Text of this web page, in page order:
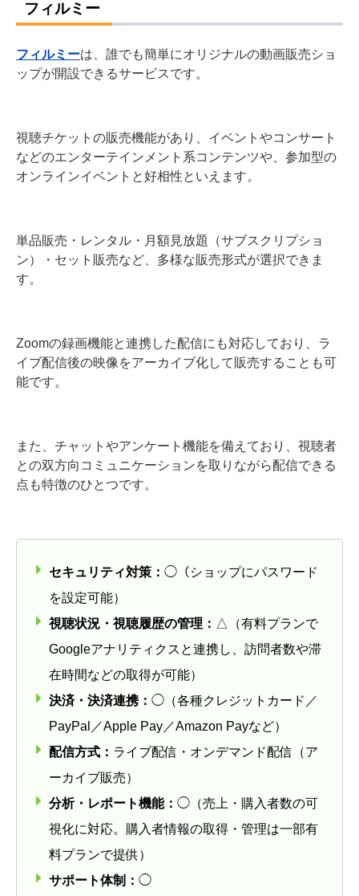
フィルミー
フィルミーは、誰でも簡単にオリジナルの動画販売ショ
ップが開設できるサービスです。
視聴チケットの販売機能があり、イベントやコンサート
などのエンターテインメント系コンテンツや、参加型の
オンラインイベントと好相性といえます。
単品販売・レンタル・月額見放題（サブスクリプショ
ン）・セット販売など、多様な販売形式が選択できま
す。
Zoomの録画機能と連携した配信にも対応しており、ラ
イブ配信後の映像をアーカイブ化して販売することも可
能です。
また、チャットやアンケート機能を備えており、視聴者
との双方向コミュニケーションを取りながら配信できる
点も特徴のひとつです。
セキュリティ対策： ◯（ショップにパスワード
を設定可能）
視聴状況・視聴履歴の管理： △（有料プランで
Googleアナリティクスと連携し、訪問者数や滞
在時間などの取得が可能）
決済・決済連携： ◯（各種クレジットカード／
PayPal／Apple Pay／Amazon Payなど）
配信方式： ライブ配信・オンデマンド配信（ア
ーカイブ販売）
分析・レポート機能： ◯（売上・購入者数の可
視化に対応。購入者情報の取得・管理は一部有
料プランで提供）
サポート体制： ◯